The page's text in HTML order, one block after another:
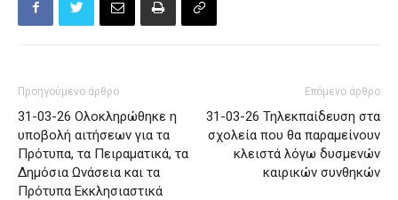
Προηγούμενο άρθρο
31-03-26 Ολοκληρώθηκε η
υποβολή αιτήσεων για τα
Πρότυπα, τα Πειραματικά, τα
Δημόσια Ωνάσεια και τα
Πρότυπα Εκκλησιαστικά
Επόμενο άρθρο
31-03-26 Τηλεκπαίδευση στα
σχολεία που θα παραμείνουν
κλειστά λόγω δυσμενών
καιρικών συνθηκών